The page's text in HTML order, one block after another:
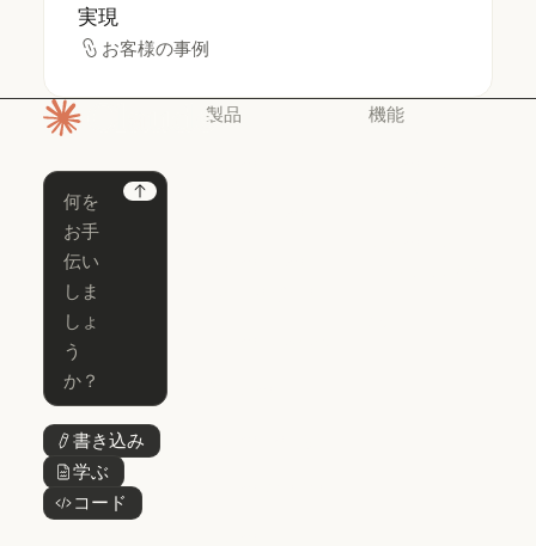
実現
お客様の事例
お客様の事例
Next
書き込み
ボタンテキスト
学ぶ
ボタンテキスト
コード
ボタンテキスト
製品 機能